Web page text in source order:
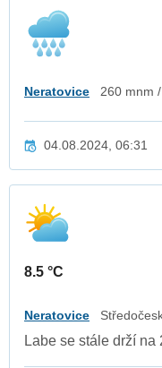
Neratovice 260 mnm
04.08.2024, 06:31
8.5 °C
Neratovice
Labe se stále drží